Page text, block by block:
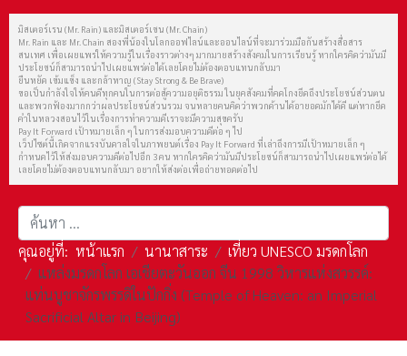
มิสเตอร์เรน (Mr. Rain) และมิสเตอร์เชน (Mr. Chain)
Mr. Rain และ Mr. Chain สองพี่น้องในโลกออฟไลน์และออนไลน์ที่จะมาร่วมมือกันสร้างสื่อสาร
สนเทศ เพื่อเผยแพร่ให้ความรู้ในเรื่องราวต่างๆ มากมายสร้างสังคมในการเรียนรู้ หากใครคิดว่ามันมี
ประโยชน์ก็สามารถนำไปเผยแพร่ต่อได้เลยโดยไม่ต้องตอบแทนกลับมา
ยืนหยัด เข้มแข็ง และกล้าหาญ (Stay Strong & Be Brave)
ขอเป็นกำลังใจให้คนดีทุกคนในการต่อสู้ความอยุติธรรม ในยุคสังคมที่คดโกงยึดถึงประโยชน์ส่วนตน
และพวกฟ้องมากกว่าผลประโยชน์ส่วนรวม จนหลายคนคิดว่าพวกด้านได้อายอดมักได้ดี แต่หากยึด
คำในหลวงสอนไว้ในเรื่องการทำความดีเราจะมีความสุขครับ
Pay It Forward เป้าหมายเล็ก ๆ ในการส่งมอบความดีต่อ ๆ ไป
เว็ปไซต์นี้เกิดจากแรงบันดาลใจในภาพยนต์เรื่อง Pay It Forward ที่เล่าถึงการมีเป้าหมายเล็ก ๆ
กำหนดไว้ให้ส่งมอบความดีต่อไปอีก 3 คน หากใครคิดว่ามันมีประโยชน์ก็สามารถนำไปเผยแพร่ต่อได้
เลยโดยไม่ต้องตอบแทนกลับมา อยากให้ส่งต่อเพื่อถ่ายทอดต่อไป
การค้นหา
คุณอยู่ที่: หน้าแรก นานาสาระ
เที่ยว UNESCO มรดกโลก
แหล่งมรดกโลก เอเชียตะวันออก จีน 1998 วิหารแห่งสวรรค์:
แท่นบูชาจักรพรรดิในปักกิ่ง (Temple of Heaven: an Imperial
Sacrificial Altar in Beijing)